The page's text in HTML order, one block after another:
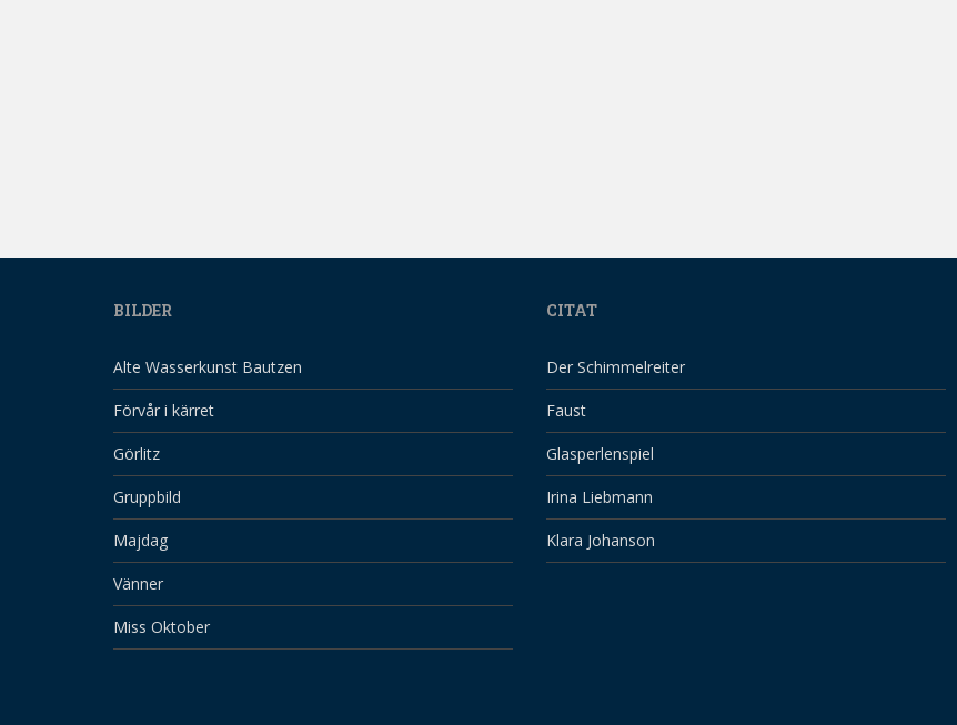
BILDER
Alte Wasserkunst Bautzen
Förvår i kärret
Görlitz
Gruppbild
Majdag
Vänner
Miss Oktober
CITAT
Der Schimmelreiter
Faust
Glasperlenspiel
Irina Liebmann
Klara Johanson